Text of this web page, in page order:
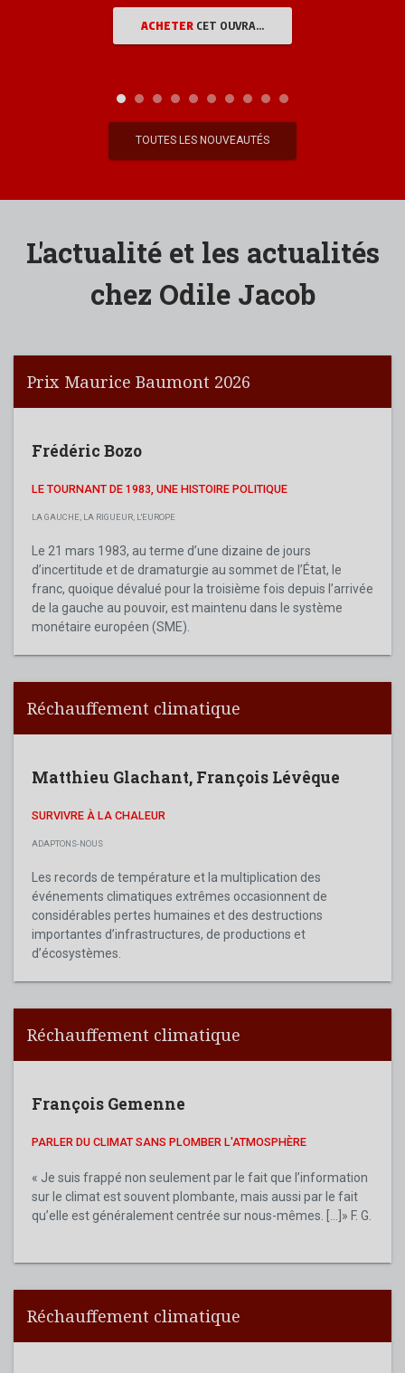
ACHETER CET OUVRAGE
TOUTES LES NOUVEAUTÉS
L'actualité et les actualités
chez Odile Jacob
Prix Maurice Baumont 2026
Frédéric Bozo
LE TOURNANT DE 1983, UNE HISTOIRE POLITIQUE
LA GAUCHE, LA RIGUEUR, L'EUROPE
Le 21 mars 1983, au terme d’une dizaine de jours
d’incertitude et de dramaturgie au sommet de l’État, le
franc, quoique dévalué pour la troisième fois depuis l’arrivée
de la gauche au pouvoir, est maintenu dans le système
monétaire européen (SME).
Réchauffement climatique
Matthieu Glachant, François Lévêque
SURVIVRE À LA CHALEUR
ADAPTONS-NOUS
Les records de température et la multiplication des
événements climatiques extrêmes occasionnent de
considérables pertes humaines et des destructions
importantes d’infrastructures, de productions et
d’écosystèmes.
Réchauffement climatique
François Gemenne
PARLER DU CLIMAT SANS PLOMBER L'ATMOSPHÈRE
« Je suis frappé non seulement par le fait que l’information
sur le climat est souvent plombante, mais aussi par le fait
qu’elle est généralement centrée sur nous-mêmes. [...]» F. G.
Réchauffement climatique